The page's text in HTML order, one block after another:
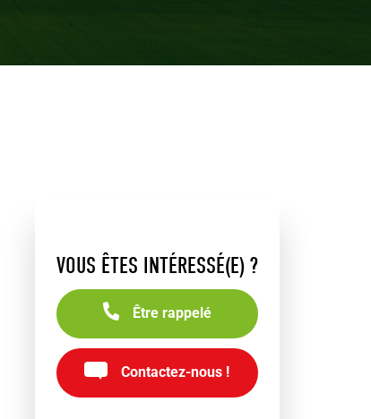
VOUS ÊTES INTÉRESSÉ(E) ?
Être rappelé
Contactez-nous !